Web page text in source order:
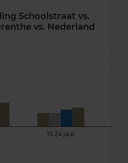
Schoolstraat vs.
vs. Nederland
15-24 jaar